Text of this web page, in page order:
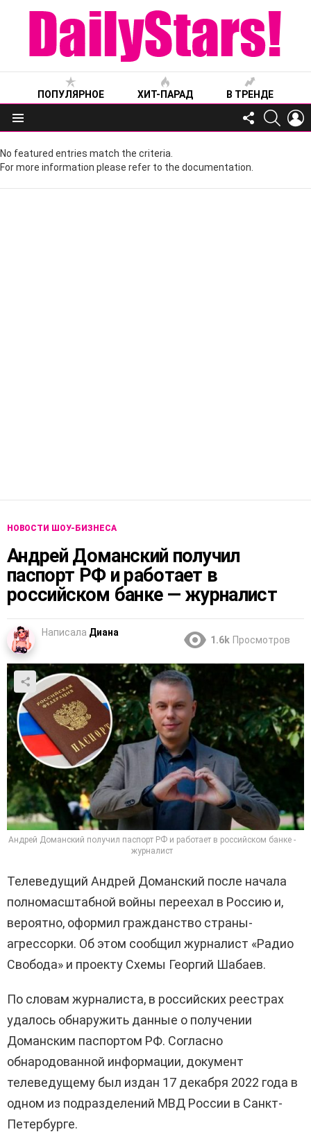
ПОПУЛЯРНОЕ ХИТ-ПАРАД В ТРЕНДЕ
Меню
FOLLOW
US
No featured entries match the criteria.
For more information please refer to the documentation.
НОВОСТИ ШОУ-БИЗНЕСА
Андрей Доманский получил
паспорт РФ и работает в
российском банке — журналист
Написала Диана
1.6k Просмотров
Андрей Доманский получил паспорт РФ и работает в российском банке -
журналист
Телеведущий Андрей Доманский после начала
полномасштабной войны переехал в Россию и,
вероятно, оформил гражданство страны-
агрессорки. Об этом сообщил журналист «Радио
Свобода» и проекту Схемы Георгий Шабаев.
По словам журналиста, в российских реестрах
удалось обнаружить данные о получении
Доманским паспортом РФ. Согласно
обнародованной информации, документ
телеведущему был издан 17 декабря 2022 года в
одном из подразделений МВД России в Санкт-
Петербурге.